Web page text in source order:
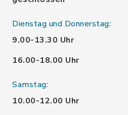
Dienstag und Donnerstag:
9.00-13.30 Uhr
16.00-18.00 Uhr
Samstag:
10.00-12.00 Uhr